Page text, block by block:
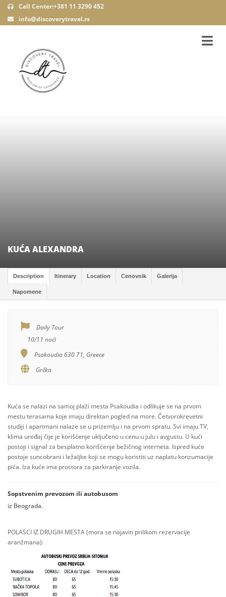
Call Center:+381 11 3290 452
info@discoverytravel.rs
KUĆA ALEXANDRA
Description Itinerary Location Cenovnik Galerija
Napomene
Daily Tour
10/11 noći
Psakoudia 630 71, Greece
Grčka
Kuća se nalazi na samoj plaži mesta Psakoudia i odlikuje se na prvom
mestu terasama koje imaju direktan pogled na more. Četvorokrevetni
studiji i apartmani nalaze se u prizemlju i na prvom spratu. Svi imaju TV,
klima uređaj čije je korišćenje uključeno u cenu u julu i avgustu. U kući
postoji i signal za besplatno korišćenje bežičnog interneta. Ispred kuće
postoje suncobrani i ležaljke koji se mogu koristiti uz naplatu konzumacije
pića. Iza kuće ima prostora za parkiranje vozila.
Sopstvenim prevozom ili autobusom
iz Beograda.
POLASCI IZ DRUGIH MESTA (mora se najaviti prilikom rezervacije
aranžmana):